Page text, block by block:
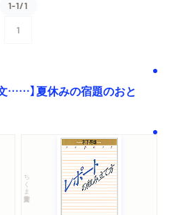
1-1/1
1
……】夏休みの宿題のおと
ちくま学芸文庫